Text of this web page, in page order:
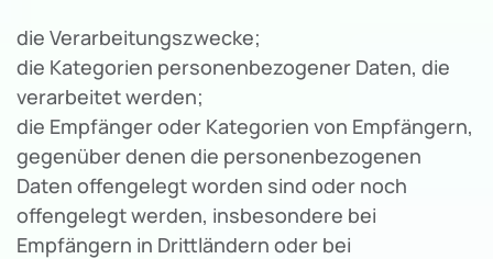
die Verarbeitungszwecke;
die Kategorien personenbezogener Daten, die
verarbeitet werden;
die Empfänger oder Kategorien von Empfängern,
gegenüber denen die personenbezogenen
Daten offengelegt worden sind oder noch
offengelegt werden, insbesondere bei
Empfängern in Drittländern oder bei